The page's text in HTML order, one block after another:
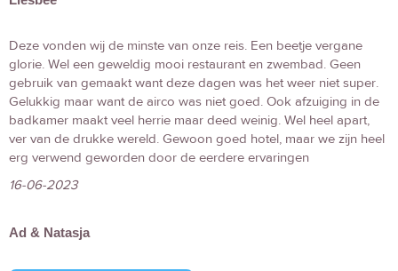
Deze vonden wij de minste van onze reis. Een beetje vergane
glorie. Wel een geweldig mooi restaurant en zwembad. Geen
gebruik van gemaakt want deze dagen was het weer niet super.
Gelukkig maar want de airco was niet goed. Ook afzuiging in de
badkamer maakt veel herrie maar deed weinig. Wel heel apart,
ver van de drukke wereld. Gewoon goed hotel, maar we zijn heel
erg verwend geworden door de eerdere ervaringen
16-06-2023
Ad & Natasja